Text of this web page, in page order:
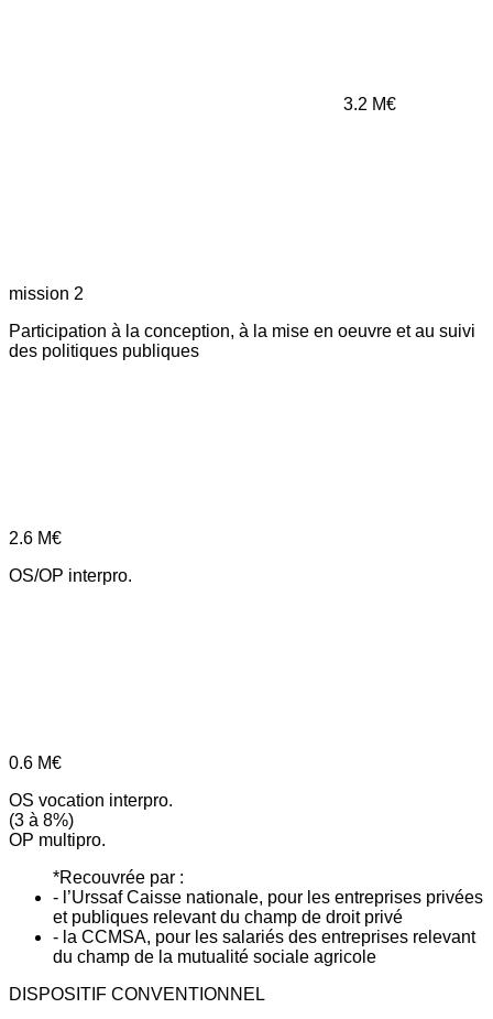
3.2 M€
mission 2
Participation à la conception, à la mise en oeuvre et au suivi
des politiques publiques
2.6 M€
OS/OP interpro.
0.6 M€
OS vocation interpro.
(3 à 8%)
OP multipro.
*Recouvrée par :
- l’Urssaf Caisse nationale, pour les entreprises privées
et publiques relevant du champ de droit privé
- la CCMSA, pour les salariés des entreprises relevant
du champ de la mutualité sociale agricole
DISPOSITIF CONVENTIONNEL